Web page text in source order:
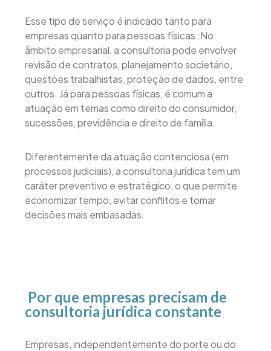
Esse tipo de serviço é indicado tanto para
empresas quanto para pessoas físicas. No
âmbito empresarial, a consultoria pode envolver
revisão de contratos, planejamento societário,
questões trabalhistas, proteção de dados, entre
outros. Já para pessoas físicas, é comum a
atuação em temas como direito do consumidor,
sucessões, previdência e direito de família.
Diferentemente da atuação contenciosa (em
processos judiciais), a consultoria jurídica tem um
caráter preventivo e estratégico, o que permite
economizar tempo, evitar conflitos e tomar
decisões mais embasadas.
Por que empresas precisam de
consultoria jurídica constante
Empresas, independentemente do porte ou do